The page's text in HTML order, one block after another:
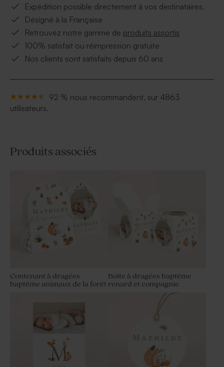
Expédition possible directement à vos destinataires.
Désigné à la Française
Retrouvez notre gamme de produits assortis
100% satisfait ou réimpression gratuite
Nos clients sont satisfaits depuis 60 ans
92 % nous recommandent, sur 4863
utilisateurs.
Produits associés
Contenant à dragées
baptême animaux de la forêt
Boîte à dragées baptême
renard et compagnie